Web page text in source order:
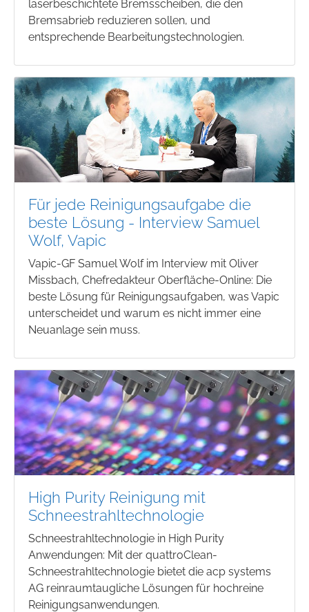
laserbeschichtete Bremsscheiben, die den
Bremsabrieb reduzieren sollen, und
entsprechende Bearbeitungstechnologien.
Für jede Reinigungsaufgabe die
beste Lösung - Interview Samuel
Wolf, Vapic
Vapic-GF Samuel Wolf im Interview mit Oliver
Missbach, Chefredakteur Oberfläche-Online: Die
beste Lösung für Reinigungsaufgaben, was Vapic
unterscheidet und warum es nicht immer eine
Neuanlage sein muss.
High Purity Reinigung mit
Schneestrahltechnologie
Schneestrahltechnologie in High Purity
Anwendungen: Mit der quattroClean-
Schneestrahltechnologie bietet die acp systems
AG reinraumtaugliche Lösungen für hochreine
Reinigungsanwendungen.